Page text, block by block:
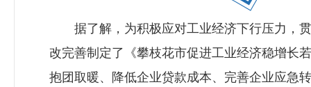
据了解，为积极应对工业经济下行压力，贯
改完善制定了《攀枝花市促进工业经济稳增长
抱团取暖、降低企业贷款成本、完善企业应急